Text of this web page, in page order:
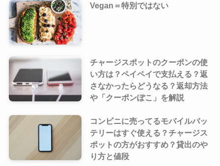
Vegan＝特別ではない
チャージスポットのクーポンの使
い方は？ペイペイで支払える？返
さなかったらどうなる？返却方法
や「クーポンぽこ」を解説
コンビニに売ってるモバイルバッ
テリーはすぐ使える？チャージス
ポットの方がおすすめ？貸出のや
り方と値段